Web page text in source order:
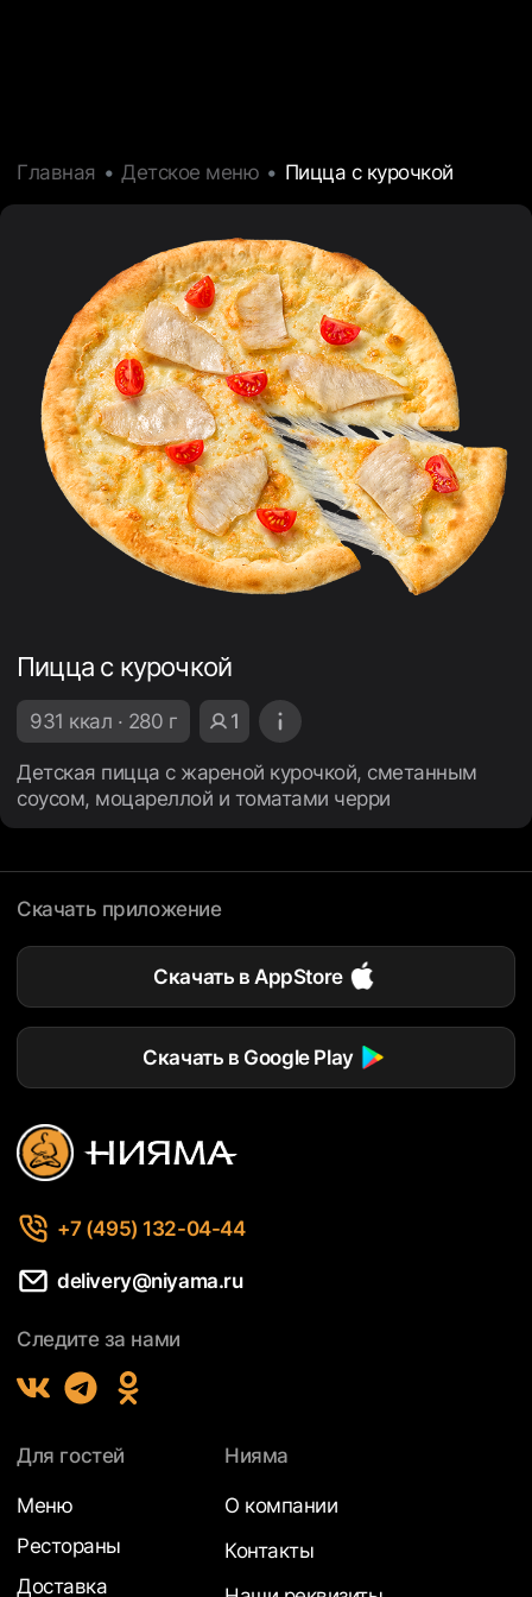
Главная Детское меню Пицца с курочкой
Пицца с курочкой
931 ккал · 280 г 1
Детская пицца с жареной курочкой, сметанным
соусом, моцареллой и томатами черри
Скачать приложение
Скачать в AppStore
Скачать в Google Play
+7 (495) 132-04-44
delivery@niyama.ru
Следите за нами
Для гостей
Меню
Рестораны
Доставка
Нияма
О компании
Контакты